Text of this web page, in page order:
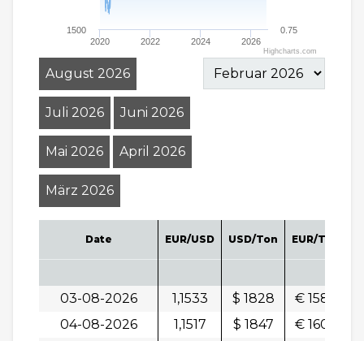
2020 2022 2024 2026
1500 0.75
Highcharts.com
August 2026
Juli 2026 Juni 2026
Mai 2026 April 2026
März 2026
Date EUR/USD USD/Ton EUR/Ton
03-08-2026 1,1533 $ 1828 € 1586
04-08-2026
1,1517 $ 1847 € 1604